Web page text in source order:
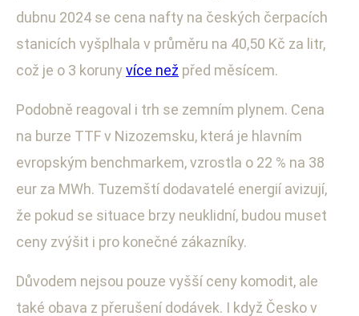
dubnu 2024 se cena nafty na českých čerpacích
stanicích vyšplhala v průměru na 40,50 Kč za litr,
což je o 3 korunyvíce než před měsícem.
Podobně reagoval i trh se zemním plynem. Cena
na burze TTF v Nizozemsku, která je hlavním
evropským benchmarkem, vzrostla o 22 % na 38
eur za MWh. Tuzemští dodavatelé energií avizují,
že pokud se situace brzy neuklidní, budou muset
ceny zvýšit i pro konečné zákazníky.
Důvodem nejsou pouze vyšší ceny komodit, ale
také obava z přerušení dodávek. I když Česko v